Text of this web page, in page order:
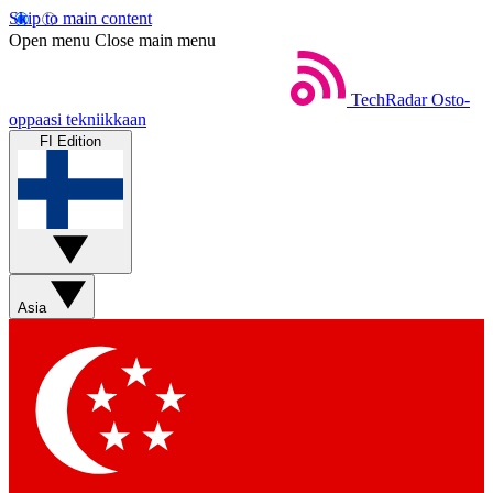
Skip to main content
Open menu Close main menu
TechRadar Osto-
oppaasi tekniikkaan
FI Edition
Asia